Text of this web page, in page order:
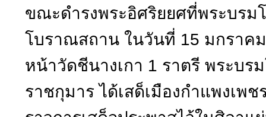
ขณะดำรงพระอิศริยยศที่พระบรม
โบราณสถาน ในวันที่ 15 มกราค
หน้าวัดชีนางเกา 1 ราตรี พระบ
ราชกุมาร ได้เสด็เมืองกำแพงเพช